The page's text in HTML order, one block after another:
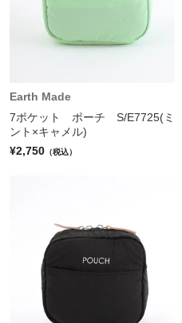
Earth Made
7ポケット ポーチ S/E7725(ミ
ント×キャメル)
¥2,750 （税込）